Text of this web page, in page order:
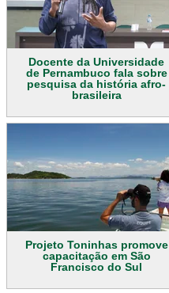
Docente da Universidade
de Pernambuco fala sobre
pesquisa da história afro-
brasileira
Projeto Toninhas promove
capacitação em São
Francisco do Sul